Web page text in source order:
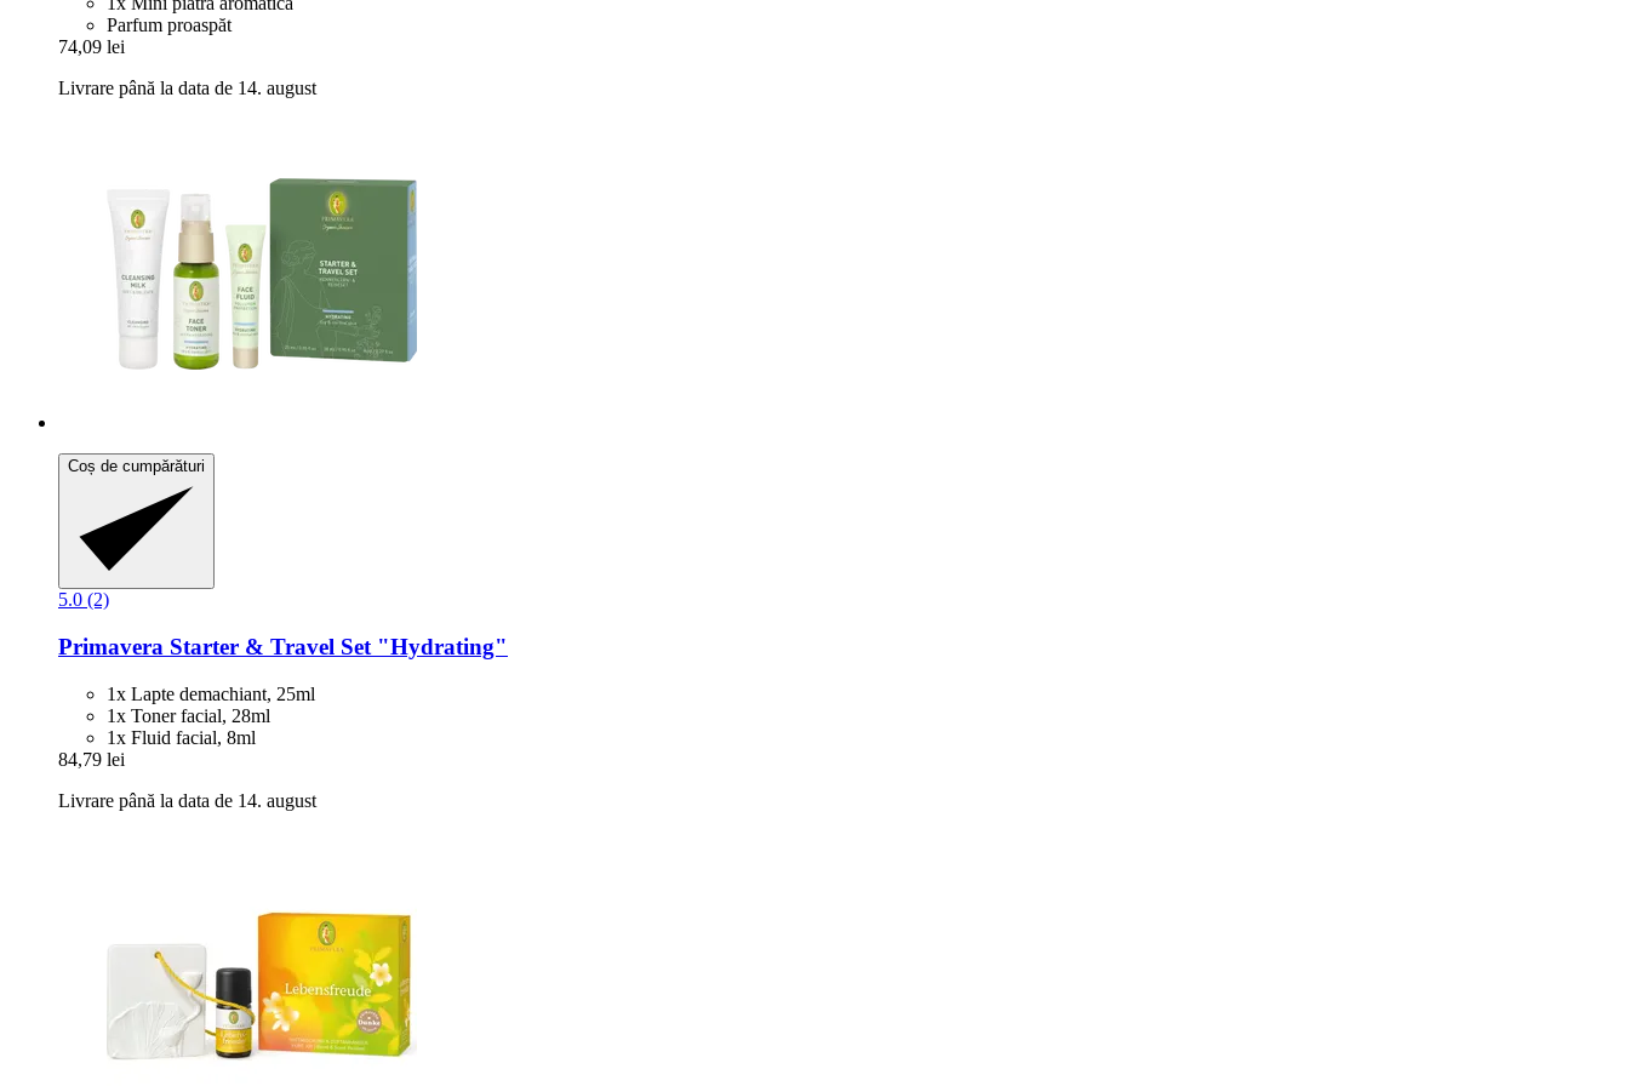
Parfum proaspăt
74,09 lei
Livrare până la data de 14. august
Coș de cumpărături
5.0 (2)
Primavera Starter & Travel Set "Hydrating"
1x Lapte demachiant, 25ml
1x Toner facial, 28ml
1x Fluid facial, 8ml
84,79 lei
Livrare până la data de 14. august